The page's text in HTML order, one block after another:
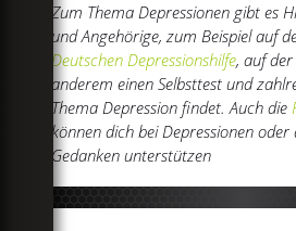
Zum Thema Depressionen gibt es
und Angehörige, zum Beispiel auf
Deutschen Depressionshilfe, auf
anderem einen Selbsttest und
Thema Depression findet. Auch die
können dich bei Depressionen
Gedanken unterstützen